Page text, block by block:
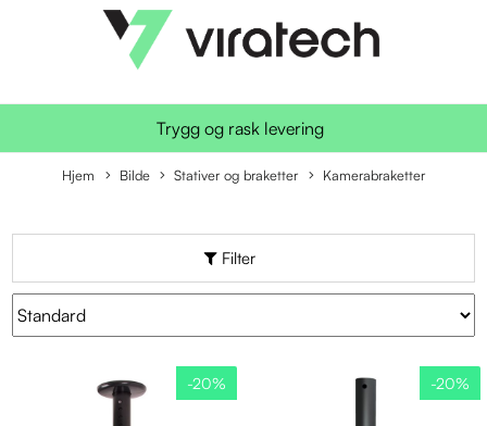
Trygg og rask levering
Hjem Bilde Stativer og braketter Kamerabraketter
Filter
-20% -20%